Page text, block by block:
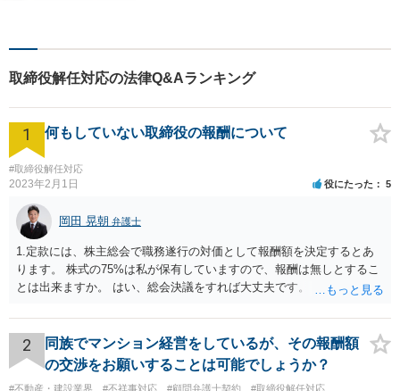
ご相談ください。明るい未来
に向け一緒に歩んでいきまし
ょう【相続の相談にも対応】
取締役解任対応の法律Q&Aランキング
1 何もしていない取締役の報酬について
#取締役解任対応
2023年2月1日 役にたった 5
岡田 晃朝 弁護士
1.定款には、株主総会で職務遂行の対価として報酬額を決定するとあ
ります。 株式の75%は私が保有していますので、報酬は無しとするこ
とは出来ますか。 はい、総会決議をすれば大丈夫です。 一応、就任時
必要がありますが、本件では、そういう約束も無いようですし、大丈
夫でしょう。 2.定款には、任期も総会で決めるとありますので、短縮
して、取締役を任期満了で辞めてもらっても良いでしょうか？ 途中で
の退職は正当事由が必要です。 解任は自由に可能ですが、正当事由が
2
同族でマンション経営をしているが、その報酬額
の交渉をお願いすることは可能でしょうか？
#不動産・建設業界 #不祥事対応 #顧問弁護士契約
#取締役解任対応